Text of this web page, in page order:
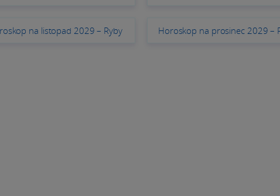
na listopad 2029 – Ryby Horoskop na prosinec 2029 –